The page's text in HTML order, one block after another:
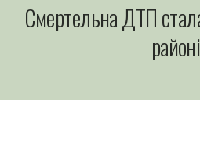
Смертельна ДТП
районі